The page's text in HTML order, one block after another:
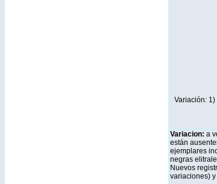
Variación: 1)
Variacion: a
están
ejemplares
negras
Nuevos
variaciones)